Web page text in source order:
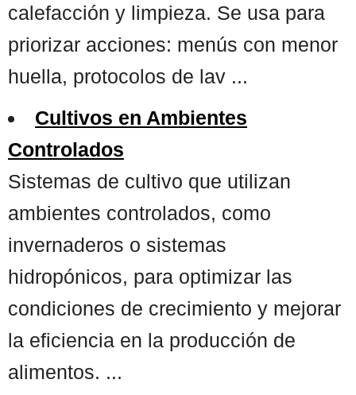
calefacción y limpieza. Se usa para
priorizar acciones: menús con menor
huella, protocolos de lav ...
Cultivos en Ambientes
Controlados
Sistemas de cultivo que utilizan
ambientes controlados, como
invernaderos o sistemas
hidropónicos, para optimizar las
condiciones de crecimiento y mejorar
la eficiencia en la producción de
alimentos. ...